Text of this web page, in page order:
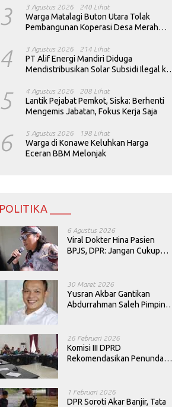
3 3 Agustus 2026 240 Lihat
Warga Matalagi Buton Utara Tolak
Pembangunan Koperasi Desa Merah
4 3 Agustus 2026 214 Lihat
PT Alif Energi Mandiri Diduga
Mendistribusikan Solar Subsidi Ilegal ke
5 4 Agustus 2026 208 Lihat
Lantik Pejabat Pemkot, Siska: Berhenti
Mengemis Jabatan, Fokus Kerja Saja
6 5 Agustus 2026 198 Lihat
Warga di Konawe Keluhkan Harga
Eceran BBM Melonjak
POLITIKA ____
6 Agustus 2026
Viral Dokter Hina Pasien
BPJS, DPR: Jangan Cukup
30 Maret 2026
Yusran Akbar Gantikan
Abdurrahman Saleh Pimpin
26 Februari 2026
Komisi III DPRD
Rekomendasikan Penundaan
1 Februari 2026
DPR Soroti Akar Banjir, Tata